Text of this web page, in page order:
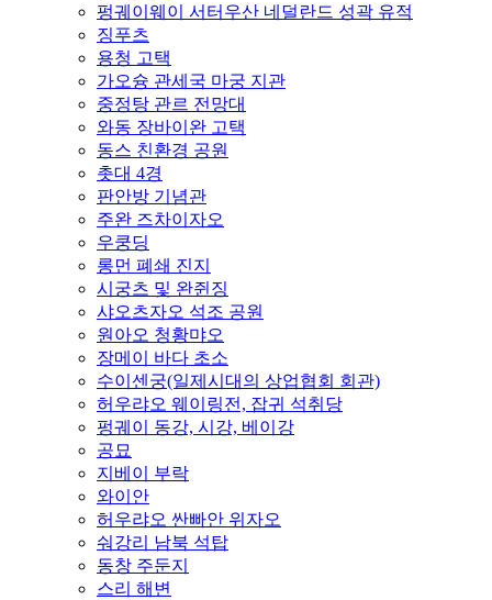
펑궤이웨이 서터우산 네덜란드 성곽 유적
징푸츠
용청 고택
가오슝 관세국 마궁 지관
중정탕 관르 전망대
와동 장바이완 고택
동스 친환경 공원
촛대 4경
판안방 기념관
주완 즈차이자오
우쿵딩
롱먼 폐쇄 진지
시궁츠 및 완쥔징
샤오츠자오 석조 공원
원아오 청황먀오
장메이 바다 초소
수이센궁(일제시대의 상업협회 회관)
허우랴오 웨이링전, 잡귀 석취당
펑궤이 동강, 시강, 베이강
공묘
지베이 부락
와이안
허우랴오 싼빠안 위자오
숴강리 남북 석탑
동창 주둔지
스리 해변